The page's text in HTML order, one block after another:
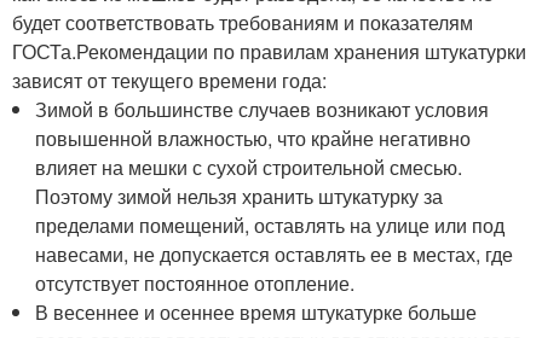
будет соответствовать требованиям и показателям
ГОСТа.Рекомендации по правилам хранения штукатурки
зависят от текущего времени года:
Зимой в большинстве случаев возникают условия
повышенной влажностью, что крайне негативно
влияет на мешки с сухой строительной смесью.
Поэтому зимой нельзя хранить штукатурку за
пределами помещений, оставлять на улице или под
навесами, не допускается оставлять ее в местах, где
отсутствует постоянное отопление.
В весеннее и осеннее время штукатурке больше